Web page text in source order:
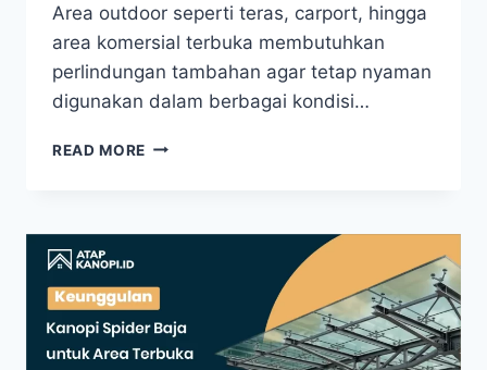
Area outdoor seperti teras, carport, hingga
area komersial terbuka membutuhkan
perlindungan tambahan agar tetap nyaman
digunakan dalam berbagai kondisi…
READ MORE